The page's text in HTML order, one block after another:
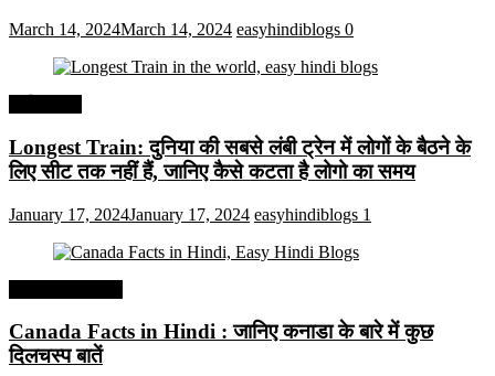
March 14, 2024March 14, 2024 easyhindiblogs 0
Longest Train: दुनिया की सबसे लंबी ट्रेन में लोगों के बैठने के
लिए सीट तक ​​नहीं हैं, जानिए कैसे कटता है लोगो का समय
January 17, 2024January 17, 2024 easyhindiblogs 1
Canada Facts in Hindi : जानिए कनाडा के बारे में कुछ
दिलचस्प बातें